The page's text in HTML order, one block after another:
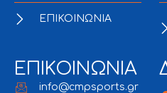
ΕΠΙΚΟΙΝΩΝΙΑ
ΕΠΙΚΟΙΝΩΝΙΑ
info@cmpsports.gr